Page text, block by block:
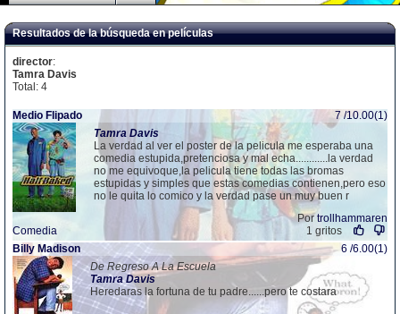
Resultados de la búsqueda en películas
director:
Tamra Davis
Total: 4
Medio Flipado
7 /10.00(1)
Tamra Davis
La verdad al ver el poster de la pelicula me esperaba una
comedia estupida,pretenciosa y mal echa............la verdad
no me equivoque,la pelicula tiene todas las bromas
estupidas y simples que estas comedias contienen,pero eso
no le quita lo comico y la verdad pase un muy buen r
Por trollhammaren
Comedia
1 gritos
Billy Madison
6 /6.00(1)
De Regreso A La Escuela
Tamra Davis
Heredaras la fortuna de tu padre......pero te costara